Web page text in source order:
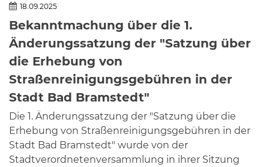
18.09.2025
Bekanntmachung über die 1.
Änderungssatzung der "Satzung über
die Erhebung von
Straßenreinigungsgebühren in der
Stadt Bad Bramstedt"
Die 1. Änderungssatzung der "Satzung über die
Erhebung von Straßenreinigungsgebühren in der
Stadt Bad Bramstedt" wurde von der
Stadtverordnetenversammlung in ihrer Sitzung